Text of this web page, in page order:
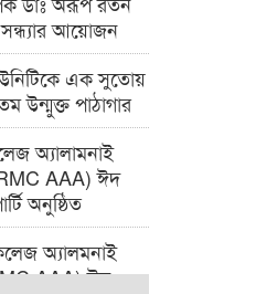
সন্ধ্যার আয়োজন
এক সুতোয়
উন্মুক্ত পাঠাগার
অ্যালামনাই
AAA) ঈদ
অনুষ্ঠিত
অ্যালমনাই
AAA) ঈদ